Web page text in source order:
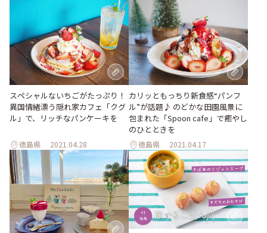
スペシャルないちごがたっぷり！
異国情緒漂う隠れ家カフェ「クグ
ル」で、リッチなパンケーキを
徳島県 2021.04.28
カリッともっちり新食感“パンフ
ル”が話題♪ のどかな田園風景に
包まれた「Spoon cafe」で癒やし
のひとときを
徳島県 2021.04.17